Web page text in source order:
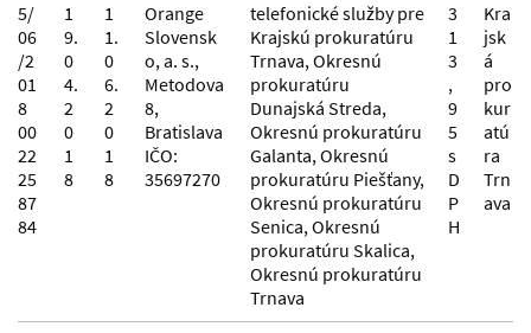
5/
06
/2
01
8
00
22
25
87
84
1
9.
0
4.
2
0
1
8
1
1.
0
6.
2
0
1
8
Orange
Slovensk
o, a. s.,
Metodova
8,
Bratislava
IČO:
35697270
telefonické služby pre
Krajskú prokuratúru
Trnava, Okresnú
prokuratúru
Dunajská Streda,
Okresnú prokuratúru
Galanta, Okresnú
prokuratúru Piešťany,
Okresnú prokuratúru
Senica, Okresnú
prokuratúru Skalica,
Okresnú prokuratúru
Trnava
3
1
3
,
9
5
s
D
P
H
Kra
jsk
á
pro
kur
atú
ra
Trn
ava